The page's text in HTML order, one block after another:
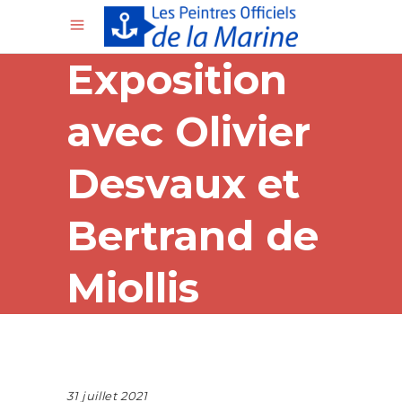
Exposition
avec Olivier
Desvaux et
Bertrand de
Miollis
31 juillet 2021